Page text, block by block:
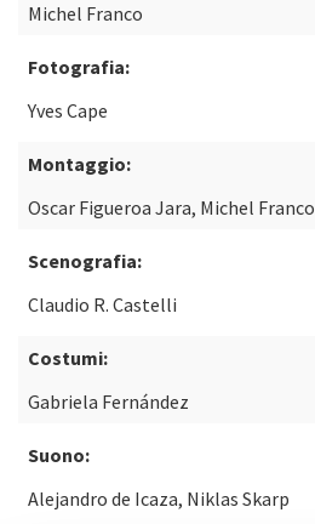
Michel Franco
Fotografia:
Yves Cape
Montaggio:
Oscar Figueroa Jara, Michel Franco
Scenografia:
Claudio R. Castelli
Costumi:
Gabriela Fernández
Suono:
Alejandro de Icaza, Niklas Skarp